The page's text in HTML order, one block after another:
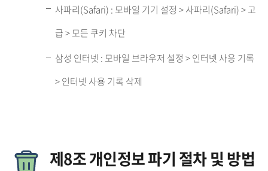
사파리(Safari) : 모바일 기기 설정 > 사파리(Safari) > 고
급 > 모든 쿠키 차단
삼성 인터넷 : 모바일 브라우저 설정 > 인터넷 사용 기록
> 인터넷 사용 기록 삭제
제8조 개인정보 파기 절차 및 방법